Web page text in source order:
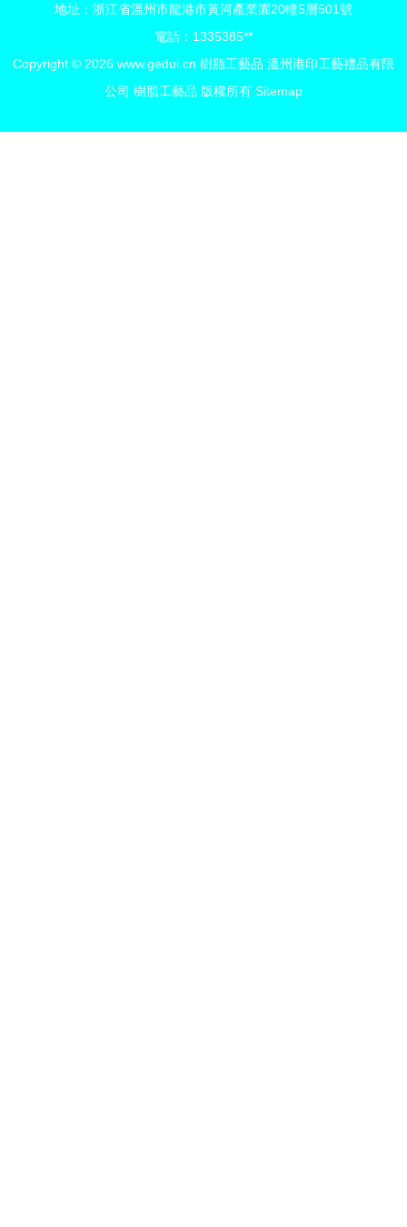
地址：浙江省溫州市龍港市黃河產業園20幢5層501號
電話：1335385**
Copyright © 2026 www.gedui.cn 樹脂工藝品 溫州港印工藝禮品有限
公司 樹脂工藝品 版權所有 Sitemap